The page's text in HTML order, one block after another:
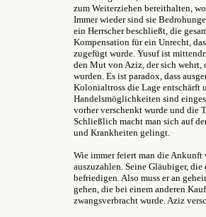
zum Weiterziehen bereithalten,
Immer wieder sind sie
ein Herrscher beschließt, die
Kompensation für ein Unrecht,
zugefügt wurde. Yusuf ist
den Mut von Aziz, der sich
wurden. Es ist paradox, dass
Kolonialtross die Lage entschärft
Handelsmöglichkeiten sind
vorher verschenkt wurde und die
Schließlich macht man sich auf
und Krankheiten gelingt.
Wie immer feiert man die
auszuzahlen. Seine Gläubiger,
befriedigen. Also muss er an
gehen, die bei einem anderen
zwangsverbracht wurde. Aziz